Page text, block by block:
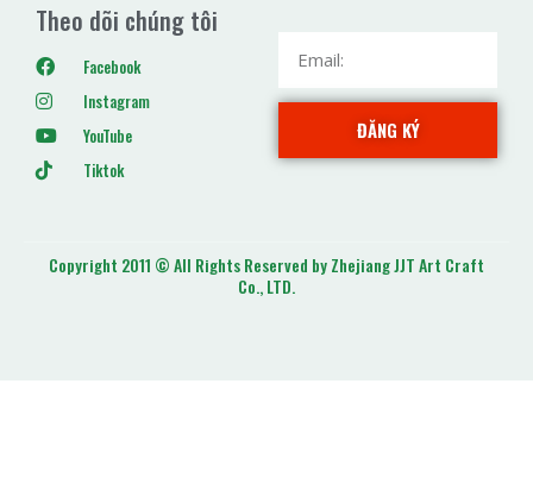
Theo dõi chúng tôi
Facebook
Instagram
YouTube
Tiktok
ĐĂNG KÝ
Copyright 2011 © All Rights Reserved by Zhejiang JJT Art Craft
Co., LTD.